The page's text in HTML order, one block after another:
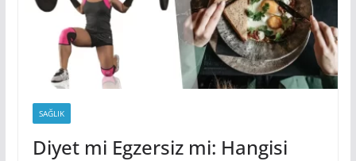
SAĞLIK
Diyet mi Egzersiz mi: Hangisi